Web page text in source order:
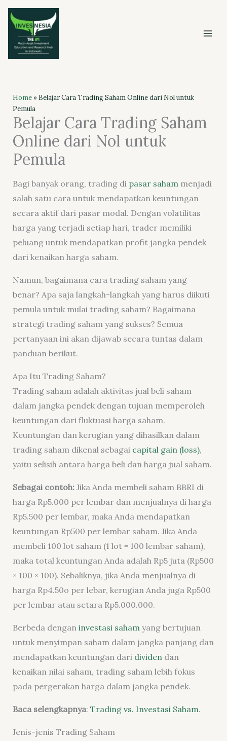
Skip
content
Home» Belajar Cara Trading Saham Online dari Nol untuk
Pemula
Belajar Cara Trading Saham
Online dari Nol untuk
Pemula
Bagi banyak orang, trading di pasar sahammenjadi
salah satu cara untuk mendapatkan keuntungan
secara aktif dari pasar modal. Dengan volatilitas
harga yang terjadi setiap hari, trader memiliki
peluang untuk mendapatkan profit jangka pendek
dari kenaikan harga saham.
Namun, bagaimana cara trading saham yang
benar? Apa saja langkah-langkah yang harus diikuti
pemula untuk mulai trading saham? Bagaimana
strategi trading saham yang sukses? Semua
pertanyaan ini akan dijawab secara tuntas dalam
panduan berikut.
Apa Itu Trading Saham?
Trading saham adalah aktivitas jual beli saham
dalam jangka pendek dengan tujuan memperoleh
keuntungan dari fluktuasi harga saham.
Keuntungan dan kerugian yang dihasilkan dalam
trading saham dikenal sebagai capital gain (loss),
yaitu selisih antara harga beli dan harga jual saham.
Sebagai contoh:Jika Anda membeli saham BBRI di
harga Rp5.000 per lembar dan menjualnya di harga
Rp5.500 per lembar, maka Anda mendapatkan
keuntungan Rp500 per lembar saham. Jika Anda
membeli 100 lot saham (1 lot = 100 lembar saham),
maka total keuntungan Anda adalah Rp5 juta (Rp500
× 100 × 100). Sebaliknya, jika Anda menjualnya di
harga Rp4.50o per lebar, kerugian Anda juga Rp500
per lembar atau setara Rp5.000.000.
Berbeda dengan investasi sahamyang bertujuan
untuk menyimpan saham dalam jangka panjang dan
mendapatkan keuntungan dari dividendan
kenaikan nilai saham, trading saham lebih fokus
pada pergerakan harga dalam jangka pendek.
Baca selengkapnya: Trading vs. Investasi Saham.
Jenis-jenis Trading Saham